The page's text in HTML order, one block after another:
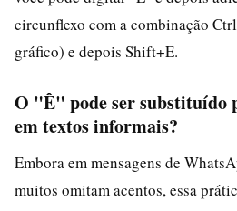
circunflexo com a combinação
gráfico) e depois Shift+E.
O "Ê" pode ser substituído
em textos informais?
Embora em mensagens de
muitos omitam acentos, essa